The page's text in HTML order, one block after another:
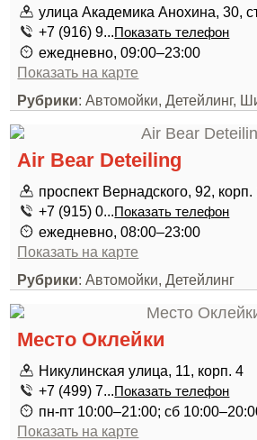
улица Академика Анохина, 30,
+7 (916) 9...Показать телефон
ежедневно, 09:00–23:00
Показать на карте
Рубрики: Автомойки, Детейлинг,
Air Bear Deteiling
проспект Вернадского, 92, корп.
+7 (915) 0...Показать телефон
ежедневно, 08:00–23:00
Показать на карте
Рубрики: Автомойки, Детейлинг
Место Оклейки
Никулинская улица, 11, корп. 4
+7 (499) 7...Показать телефон
пн-пт 10:00–21:00; сб
Показать на карте